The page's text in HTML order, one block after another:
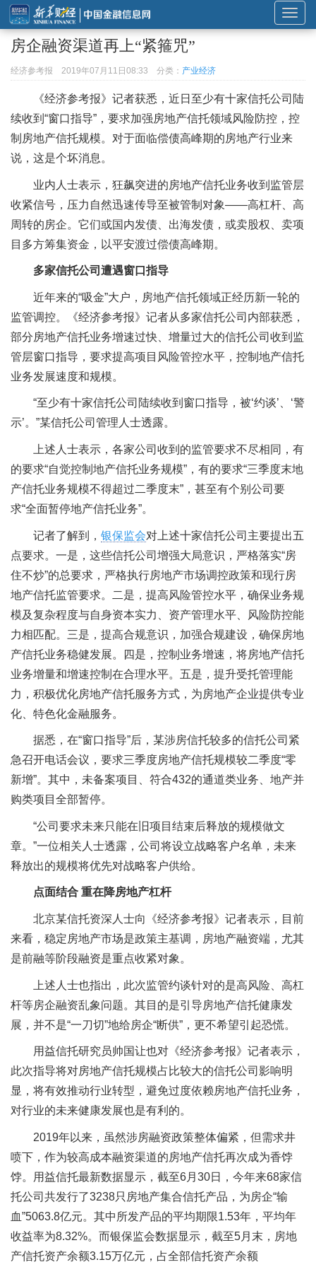
展
开
导
航
房企融资渠道再上“紧箍咒”
经济参考报 2019年07月11日08:33 分类： 产业经济
《经济参考报》记者获悉，近日至少有十家信托公司陆
续收到“窗口指导”，要求加强房地产信托领域风险防控，控
制房地产信托规模。对于面临偿债高峰期的房地产行业来
说，这是个坏消息。
业内人士表示，狂飙突进的房地产信托业务收到监管层
收紧信号，压力自然迅速传导至被管制对象——高杠杆、高
周转的房企。它们或国内发债、出海发债，或卖股权、卖项
目多方筹集资金，以平安渡过偿债高峰期。
多家信托公司遭遇窗口指导
近年来的“吸金”大户，房地产信托领域正经历新一轮的
监管调控。《经济参考报》记者从多家信托公司内部获悉，
部分房地产信托业务增速过快、增量过大的信托公司收到监
管层窗口指导，要求提高项目风险管控水平，控制地产信托
业务发展速度和规模。
“至少有十家信托公司陆续收到窗口指导，被‘约谈’、‘警
示’。”某信托公司管理人士透露。
上述人士表示，各家公司收到的监管要求不尽相同，有
的要求“自觉控制地产信托业务规模”，有的要求“三季度末地
产信托业务规模不得超过二季度末”，甚至有个别公司要
求“全面暂停地产信托业务”。
记者了解到， 银保监会对上述十家信托公司主要提出五
点要求。一是，这些信托公司增强大局意识，严格落实“房
住不炒”的总要求，严格执行房地产市场调控政策和现行房
地产信托监管要求。二是，提高风险管控水平，确保业务规
模及复杂程度与自身资本实力、资产管理水平、风险防控能
力相匹配。三是，提高合规意识，加强合规建设，确保房地
产信托业务稳健发展。四是，控制业务增速，将房地产信托
业务增量和增速控制在合理水平。五是，提升受托管理能
力，积极优化房地产信托服务方式，为房地产企业提供专业
化、特色化金融服务。
据悉，在“窗口指导”后，某涉房信托较多的信托公司紧
急召开电话会议，要求三季度房地产信托规模较二季度“零
新增”。其中，未备案项目、符合432的通道类业务、地产并
购类项目全部暂停。
“公司要求未来只能在旧项目结束后释放的规模做文
章。”一位相关人士透露，公司将设立战略客户名单，未来
释放出的规模将优先对战略客户供给。
点面结合 重在降房地产杠杆
北京某信托资深人士向《经济参考报》记者表示，目前
来看，稳定房地产市场是政策主基调，房地产融资端，尤其
是前融等阶段融资是重点收紧对象。
上述人士也指出，此次监管约谈针对的是高风险、高杠
杆等房企融资乱象问题。其目的是引导房地产信托健康发
展，并不是“一刀切”地给房企“断供”，更不希望引起恐慌。
用益信托研究员帅国让也对《经济参考报》记者表示，
此次指导将对房地产信托规模占比较大的信托公司影响明
显，将有效推动行业转型，避免过度依赖房地产信托业务，
对行业的未来健康发展也是有利的。
2019年以来，虽然涉房融资政策整体偏紧，但需求井
喷下，作为较高成本融资渠道的房地产信托再次成为香饽
饽。用益信托最新数据显示，截至6月30日，今年来68家信
托公司共发行了3238只房地产集合信托产品，为房企“输
血”5063.8亿元。其中所发产品的平均期限1.53年，平均年
收益率为8.32%。而银保监会数据显示，截至5月末，房地
产信托资产余额3.15万亿元，占全部信托资产余额